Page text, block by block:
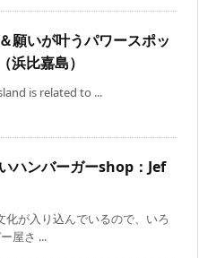
願いが叶うパワースポッ
浜比嘉島）
is related to ...
ハンバーガーshop：Jef
化が入り込んでいるので、いろ
屋さ ...